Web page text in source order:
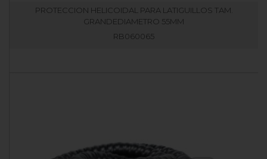
PROTECCION HELICOIDAL PARA LATIGUILLOS TAM.
GRANDEDIAMETRO 55MM
RB060065